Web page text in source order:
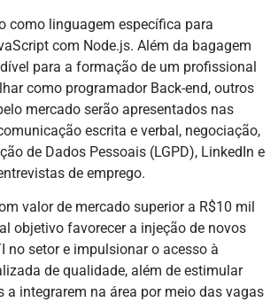
como linguagem específica para
com Node.js. Além da bagagem
para a formação de um profissional
como programador Back-end, outros
mercado serão apresentados nas
escrita e verbal, negociação,
de Dados Pessoais (LGPD), LinkedIn e
de emprego.
valor de mercado superior a R$10 mil
objetivo favorecer a injeção de novos
no setor e impulsionar o acesso à
de qualidade, além de estimular
a integrarem na área por meio das vagas